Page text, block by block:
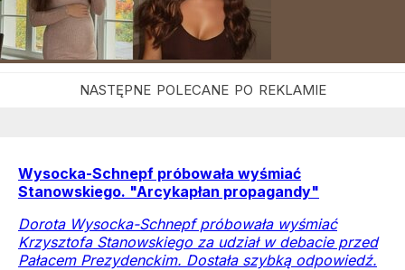
Wysocka-Schnepf próbowała wyśmiać
Stanowskiego. "Arcykapłan propagandy"
Dorota Wysocka-Schnepf próbowała wyśmiać
Krzysztofa Stanowskiego za udział w debacie przed
Pałacem Prezydenckim. Dostała szybką odpowiedź.